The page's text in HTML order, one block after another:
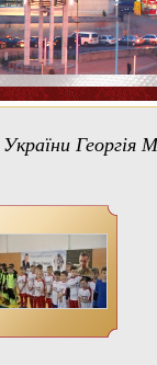
Георгія